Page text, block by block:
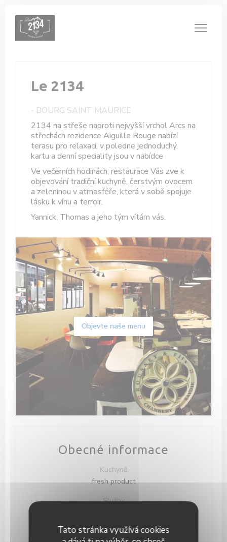
Tato stránka využívá cookies
Le 2134
- BOURG SAINT MAURICE
2134 na střeše naproti nejvyšší vrchol Arcs na
střechách rezidence Aiguille Rouge nabízí
terasu pro relaxaci, v poledne jednoduchý
kartu a denní speciality jsou v nabídce
Ve večerních hodinách, restaurace Vás zve k
objevování tradiční kuchyně, čerstvým ovocem
a zeleninou v atmosféře, která v sobě spojuje
lásku k vínu a terroir.
Yannick, Thomas a jeho tým vítám vás.
Objevte naše menu
Obecné informace
Kuchyně
fresh product
Služby
Platební metody